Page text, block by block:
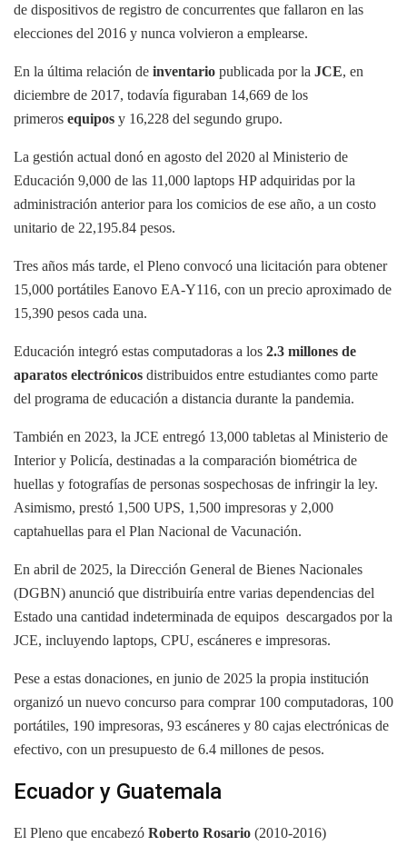
de dispositivos de registro de concurrentes que fallaron en las
elecciones del 2016 y nunca volvieron a emplearse.
En la última relación de inventario publicada por la JCE, en
diciembre de 2017, todavía figuraban 14,669 de los
primeros equipos y 16,228 del segundo grupo.
La gestión actual donó en agosto del 2020 al Ministerio de
Educación 9,000 de las 11,000 laptops HP adquiridas por la
administración anterior para los comicios de ese año, a un costo
unitario de 22,195.84 pesos.
Tres años más tarde, el Pleno convocó una licitación para obtener
15,000 portátiles Eanovo EA-Y116, con un precio aproximado de
15,390 pesos cada una.
Educación integró estas computadoras a los 2.3 millones de
aparatos electrónicos distribuidos entre estudiantes como parte
del programa de educación a distancia durante la pandemia.
También en 2023, la JCE entregó 13,000 tabletas al Ministerio de
Interior y Policía, destinadas a la comparación biométrica de
huellas y fotografías de personas sospechosas de infringir la ley.
Asimismo, prestó 1,500 UPS, 1,500 impresoras y 2,000
captahuellas para el Plan Nacional de Vacunación.
En abril de 2025, la Dirección General de Bienes Nacionales
(DGBN) anunció que distribuiría entre varias dependencias del
Estado una cantidad indeterminada de equipos descargados por la
JCE, incluyendo laptops, CPU, escáneres e impresoras.
Pese a estas donaciones, en junio de 2025 la propia institución
organizó un nuevo concurso para comprar 100 computadoras, 100
portátiles, 190 impresoras, 93 escáneres y 80 cajas electrónicas de
efectivo, con un presupuesto de 6.4 millones de pesos.
Ecuador y Guatemala
El Pleno que encabezó Roberto Rosario (2010-2016)